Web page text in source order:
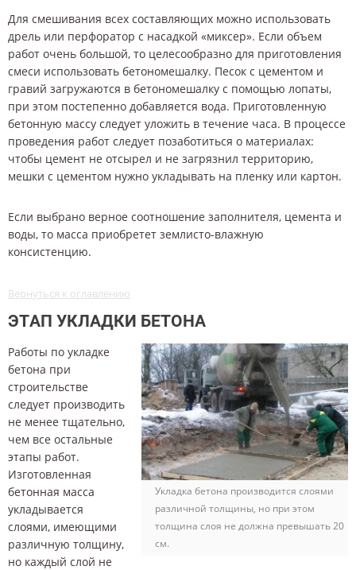
Для смешивания всех составляющих можно использовать
дрель или перфоратор с насадкой «миксер». Если объем
работ очень большой, то целесообразно для приготовления
смеси использовать бетономешалку. Песок с цементом и
гравий загружаются в бетономешалку с помощью лопаты,
при этом постепенно добавляется вода. Приготовленную
бетонную массу следует уложить в течение часа. В процессе
проведения работ следует позаботиться о материалах:
чтобы цемент не отсырел и не загрязнил территорию,
мешки с цементом нужно укладывать на пленку или картон.
Если выбрано верное соотношение заполнителя, цемента и
воды, то масса приобретет землисто-влажную
консистенцию.
Вернуться к оглавлению
ЭТАП УКЛАДКИ БЕТОНА
Укладка бетона производится слоями
различной толщины, но при этом
толщина слоя не должна превышать 20
см.
Работы по укладке
бетона при
строительстве
следует производить
не менее тщательно,
чем все остальные
этапы работ.
Изготовленная
бетонная масса
укладывается
слоями, имеющими
различную толщину,
но каждый слой не